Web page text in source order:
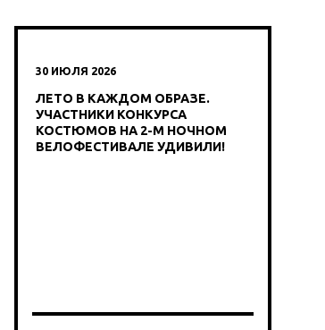
30 ИЮЛЯ 2026
ЛЕТО В КАЖДОМ ОБРАЗЕ.
УЧАСТНИКИ КОНКУРСА
КОСТЮМОВ НА 2-М НОЧНОМ
ВЕЛОФЕСТИВАЛЕ УДИВИЛИ!